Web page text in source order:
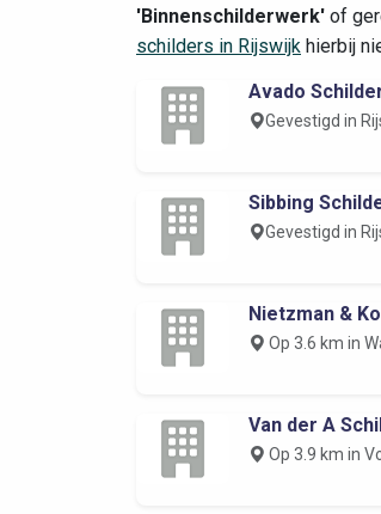
'Binnenschilderwerk' of
schilders in Rijswijk hierbij
Avado
Gevestigd in
Sibbing
Gevestigd in
Nietzman &
Op 3.6 km in
Van der A
Op 3.9 km in